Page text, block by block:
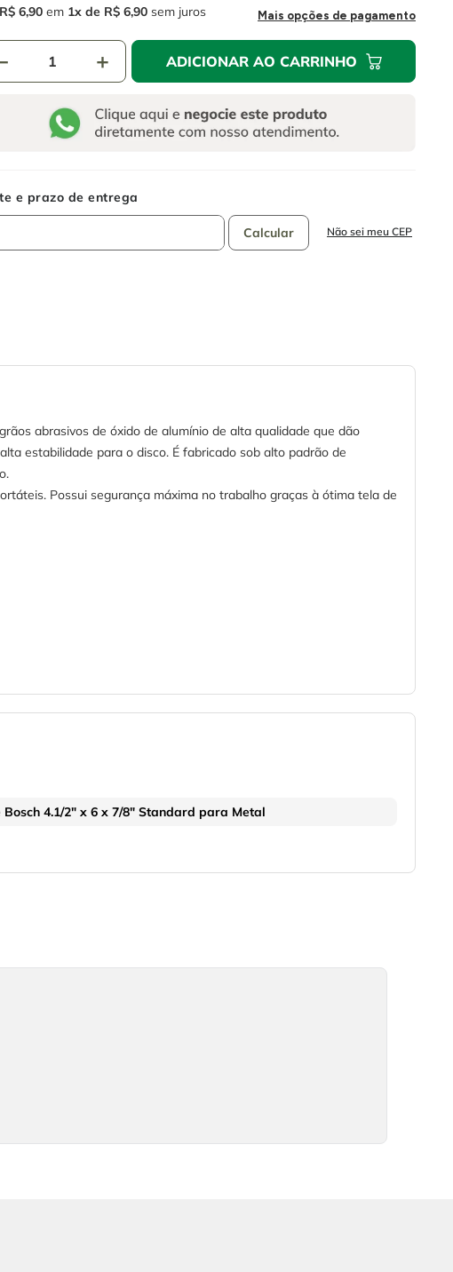
R$ 6,90 em 1 R$ 6,90 sem juros Mais opções de pagamento
＋ ADICIONAR AO CARRINHO
Não sei meu CEP
abrasivos de óxido de alumínio de alta qualidade que dão
estabilidade para o disco. É fabricado sob alto padrão de
Possui segurança máxima no trabalho graças à ótima tela de
4.1/2" x 6 x 7/8" Standard para Metal